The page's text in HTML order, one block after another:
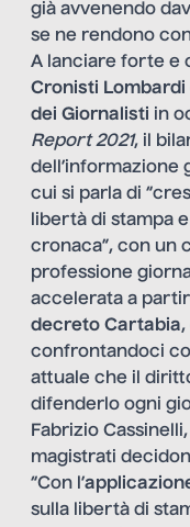
già avvenendo
se ne rendono
A lanciare forte e
Cronisti Lombardi
dei Giornalisti in
Report 2021, il
dell’informazione
cui si parla di
libertà di stampa
cronaca”, con un
professione
accelerata a
decreto Cartabia
confrontandoci
attuale che il
difenderlo ogni
Fabrizio
magistrati
“Con l’
sulla libertà di